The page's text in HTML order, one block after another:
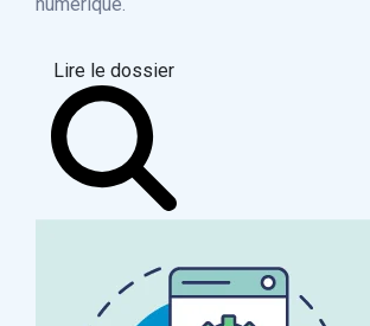
Lire le dossier